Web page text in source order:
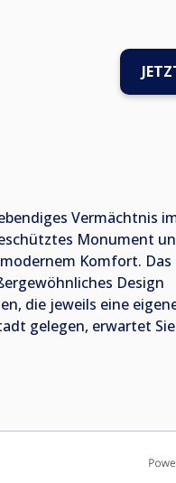
Vermächtnis
Monument
Komfort.
Design
die jeweils eine
gelegen, erwartet